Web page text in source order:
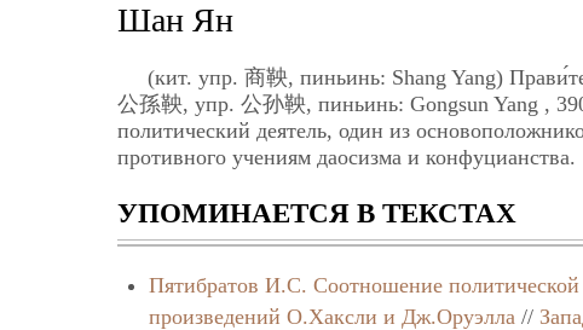
здесь
Шан Ян
(кит. упр. 商鞅, пиньинь: Shang Yang)
公孫鞅, упр. 公孙鞅, пиньинь: Gongsun Yang ,
политический деятель, один из
противного учениям даосизма и конфуцианства.
УПОМИНАЕТСЯ В ТЕКСТАХ
Пятибратов И.С. Соотношение
произведений О.Хаксли и Дж.Оруэлла//